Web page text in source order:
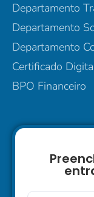
Departamento
Departamento
Departamento
Certificado
BPO Financeiro